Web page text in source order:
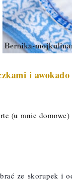
i awokado
(u mnie domowe)
ze skorupek i